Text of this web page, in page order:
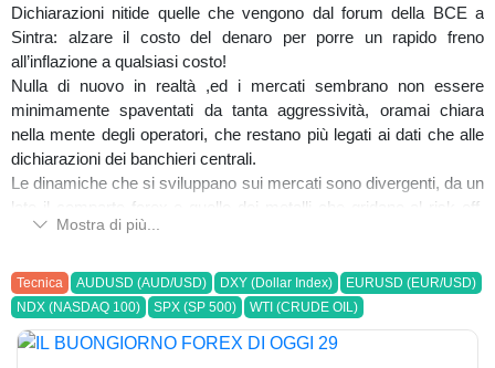
Dichiarazioni nitide quelle che vengono dal forum della BCE a
Sintra: alzare il costo del denaro per porre un rapido freno
all’inflazione a qualsiasi costo!
Nulla di nuovo in realtà ,ed i mercati sembrano non essere
minimamente spaventati da tanta aggressività, oramai chiara
nella mente degli operatori, che restano più legati ai dati che alle
dichiarazioni dei banchieri centrali.
Le dinamiche che si sviluppano sui mercati sono divergenti, da un
lato il comparto forex e quello dei metalli che gridano al risk off,
accompagnati dall’obbligazionario sovrano , dall’altro il mondo
rialzista trainata dal mondo tech.
La narrativa sembra dunque non essere cambiata in attesa di
domani venerdì 30 giugno, data in cui sarà pubblicato il PCE usa,
tassello importantissimo per la lettura completa dell’inflazione
Mostra di più...
Tecnica AUDUSD (AUD/USD) DXY (Dollar Index)
EURUSD (EUR/USD)
NDX (NASDAQ 100)
SPX (SP 500) WTI (CRUDE OIL)